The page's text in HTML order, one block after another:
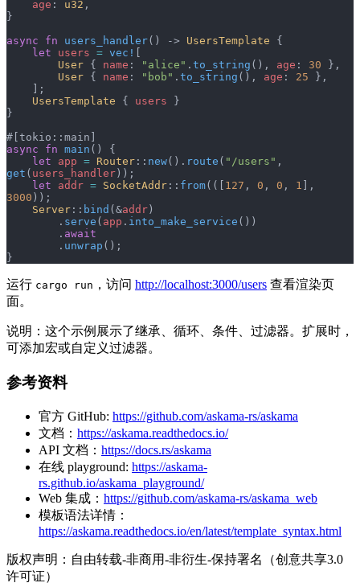
    age
: u32 ,
}
async fn users_handler() -> UsersTemplate {
    let
users = vec!
        User
{ name : "alice" . to_string (), age : 30 },
        User
{ name : "bob" . to_string (), age : 25 },
    ];
    UsersTemplate
{ users }
}
#[tokio::main]
async fn main () {
    let
app = Router :: new(). route ( "/users"
get ( users_handler ));
    let
addr = SocketAddr :: from(([ 127 , 0 , 0 , 1
3000 ));
    Server
:: bind (&addr )
        .
serve ( app . into_make_service ())
        .
await
        .
unwrap ();
}
运行 cargo run ，访问 http://localhost:3000/users 查看渲染页
面。
说明：这个示例展示了继承、循环、条件、过滤器。扩展时，
可添加宏或自定义过滤器。
参考资料
官方 GitHub: https://github.com/askama-rs/askama
文档： https://askama.readthedocs.io/
API 文档： https://docs.rs/askama
在线 playground: https://askama-
rs.github.io/askama_playground/
Web 集成： https://github.com/askama-rs/askama_web
模板语法详情：
https://askama.readthedocs.io/en/latest/template_syntax.html
版权声明：自由转载-非商用-非衍生-保持署名（创意共享3.0
许可证）